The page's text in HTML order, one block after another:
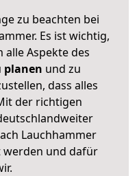
zu beachten bei
Es ist wichtig,
alle Aspekte des
planen und zu
dass alles
der richtigen
Lauchhammer
und dafür